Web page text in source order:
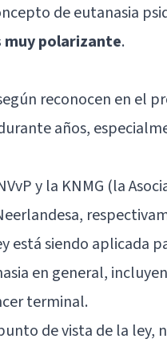
de eutanasia
muy polarizante.
reconocen en el
años,
y la KNMG (la
está siendo aplicada
en general,
terminal.
de vista de la ley,